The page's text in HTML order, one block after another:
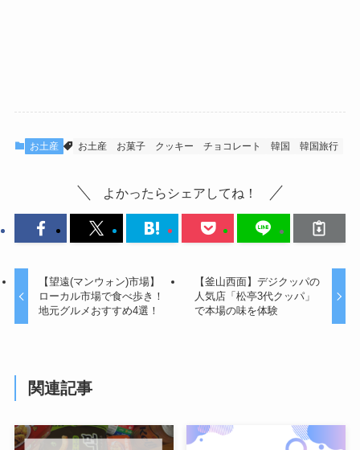
お土産 お土産 お菓子 クッキー チョコレート 韓国 韓国旅行
よかったらシェアしてね！
【望遠(マンウォン)市場】
ローカル市場で食べ歩き！
地元グルメおすすめ4選！
【釜山西面】デジクッパの
人気店「松亭3代クッパ」
で本場の味を体験
関連記事